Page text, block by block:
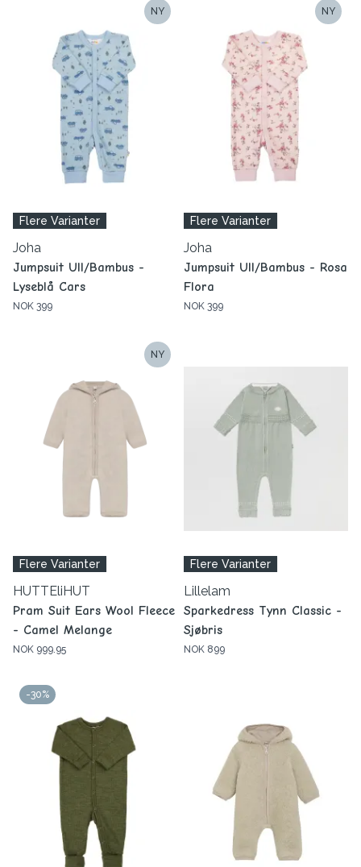
NY
Flere Varianter
Joha
Jumpsuit Ull/Bambus -
Lyseblå Cars
NOK 399
NY
Flere Varianter
Joha
Jumpsuit Ull/Bambus - Rosa
Flora
NOK 399
NY
Flere Varianter
HUTTEliHUT
Pram Suit Ears Wool Fleece
- Camel Melange
NOK 999.95
Flere Varianter
Lillelam
Sparkedress Tynn Classic -
Sjøbris
NOK 899
-30%